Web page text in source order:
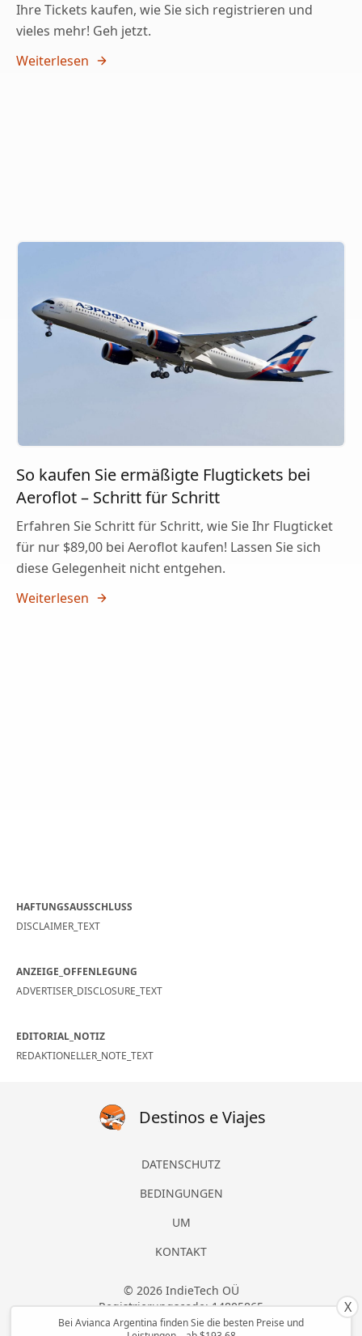
X
Bei Avianca Argentina finden Sie die besten Preise und
Ihre Tickets kaufen, wie Sie sich registrieren und
vieles mehr! Geh jetzt.
Weiterlesen
So kaufen Sie ermäßigte Flugtickets bei
Aeroflot – Schritt für Schritt
Erfahren Sie Schritt für Schritt, wie Sie Ihr Flugticket
für nur $89,00 bei Aeroflot kaufen! Lassen Sie sich
diese Gelegenheit nicht entgehen.
Weiterlesen
HAFTUNGSAUSSCHLUSS
DISCLAIMER_TEXT
ANZEIGE_OFFENLEGUNG
ADVERTISER_DISCLOSURE_TEXT
EDITORIAL_NOTIZ
REDAKTIONELLER_NOTE_TEXT
Destinos e Viajes
DATENSCHUTZ
BEDINGUNGEN
UM
KONTAKT
© 2026 IndieTech OÜ
Registrierungscode: 14805865
Alle Rechte vorbehalten